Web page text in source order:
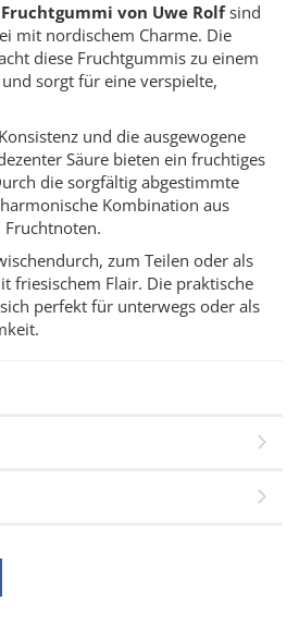
von Uwe Rolfsind
mit nordischem Charme. Die
diese Fruchtgummis zu einem
sorgt für eine verspielte,
und die ausgewogene
Säure bieten ein fruchtiges
die sorgfältig abgestimmte
Kombination aus
zum Teilen oder als
friesischem Flair. Die praktische
perfekt für unterwegs oder als